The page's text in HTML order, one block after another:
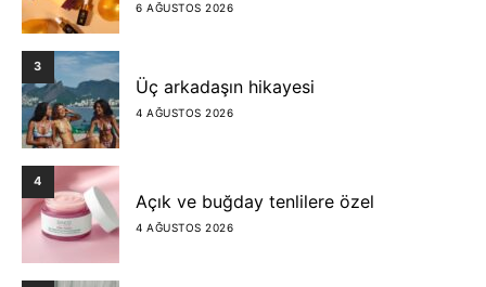
6 AĞUSTOS 2026
3
Üç arkadaşın hikayesi
4 AĞUSTOS 2026
4
Açık ve buğday tenlilere özel
4 AĞUSTOS 2026